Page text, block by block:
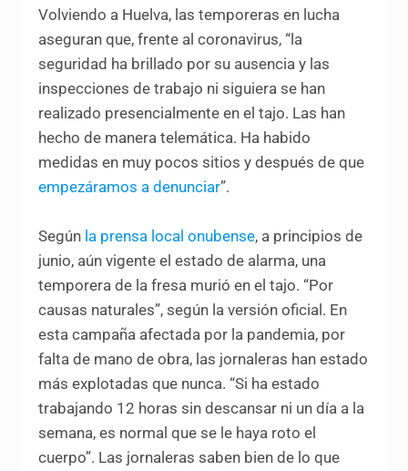
Volviendo a Huelva, las temporeras en lucha
aseguran que, frente al coronavirus, “la
seguridad ha brillado por su ausencia y las
inspecciones de trabajo ni siguiera se han
realizado presencialmente en el tajo. Las han
hecho de manera telemática. Ha habido
medidas en muy pocos sitios y después de que
empezáramos a denunciar”.
Según la prensa local onubense, a principios de
junio, aún vigente el estado de alarma, una
temporera de la fresa murió en el tajo. “Por
causas naturales”, según la versión oficial. En
esta campaña afectada por la pandemia, por
falta de mano de obra, las jornaleras han estado
más explotadas que nunca. “Si ha estado
trabajando 12 horas sin descansar ni un día a la
semana, es normal que se le haya roto el
cuerpo”. Las jornaleras saben bien de lo que